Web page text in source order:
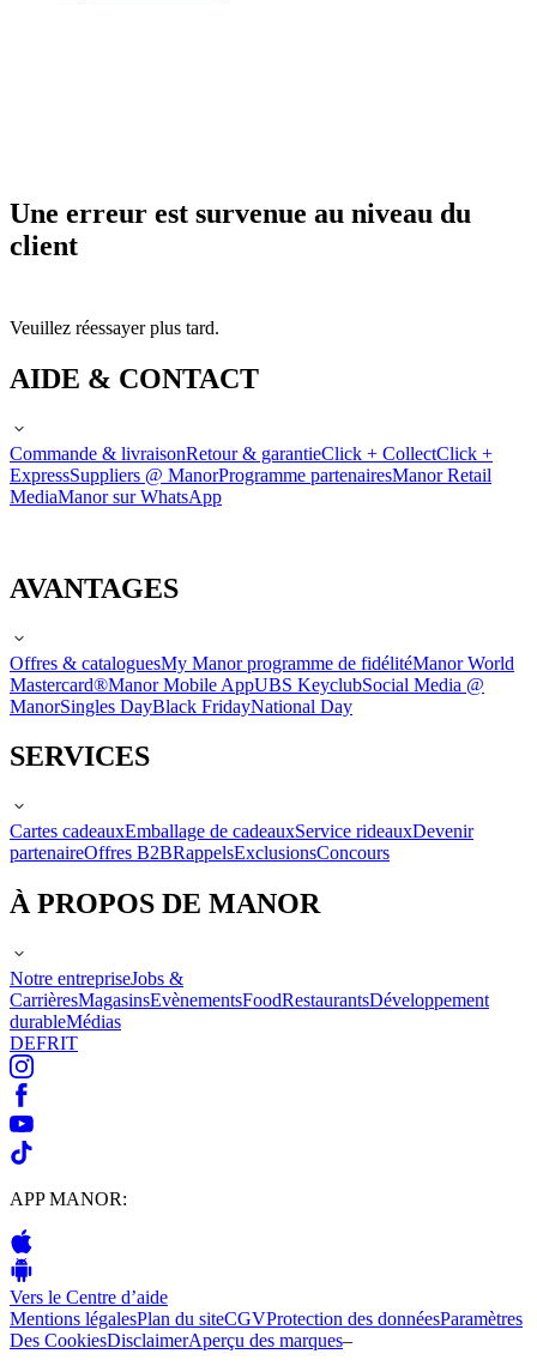
Une erreur est survenue au niveau du
client
Veuillez réessayer plus tard.
AIDE & CONTACT
Commande & livraisonRetour & garantieClick + CollectClick +
ExpressSuppliers @ ManorProgramme partenairesManor Retail
MediaManor sur WhatsApp
AVANTAGES
Offres & cataloguesMy Manor programme de fidélitéManor World
Mastercard®Manor Mobile AppUBS KeyclubSocial Media @
ManorSingles DayBlack FridayNational Day
SERVICES
Cartes cadeauxEmballage de cadeauxService rideauxDevenir
partenaireOffres B2BRappelsExclusionsConcours
À PROPOS DE MANOR
Notre entrepriseJobs &
CarrièresMagasinsEvènementsFoodRestaurantsDéveloppement
durableMédias
DEFRIT
APP MANOR:
Vers le Centre d’aide
Mentions légalesPlan du siteCGVProtection des donnéesParamètres
Des CookiesDisclaimerAperçu des marques–